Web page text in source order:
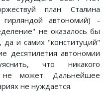
план Сталина
автономий) -
не оказалось бы
да и самих "конституций"
десятилетия автономии
что никакого
не может. Дальнейшее
не нуждается.